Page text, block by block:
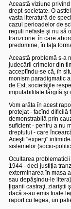
Această viziune
drept-societate. O
vasta literatură de
cazul perioadelor de
reguli nefaste şi nu să
tranzitorie în care
predomine, în faţa
Această problemă s-a
judecării crimelor din
acceptîndu-se că, în
monism paradigmatic
de Est, societăţile
imputabilitate lărgită şi
Vom arăta în acest
protejat - facînd dificilă
demonstrabilă prin
suficient - pentru a nu
dreptului - care
Aceşti "experţi"
sistemelor (socio-
Ocultarea
1944 - deci justiţia
exterminarea în masa
sau depăşindu-le
ţiganii castraţi, ziariştii
dacă s-au emis toate
raport cu legea, un